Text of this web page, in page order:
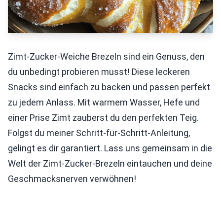
Zimt-Zucker-Weiche Brezeln sind ein Genuss, den
du unbedingt probieren musst! Diese leckeren
Snacks sind einfach zu backen und passen perfekt
zu jedem Anlass. Mit warmem Wasser, Hefe und
einer Prise Zimt zauberst du den perfekten Teig.
Folgst du meiner Schritt-für-Schritt-Anleitung,
gelingt es dir garantiert. Lass uns gemeinsam in die
Welt der Zimt-Zucker-Brezeln eintauchen und deine
Geschmacksnerven verwöhnen!